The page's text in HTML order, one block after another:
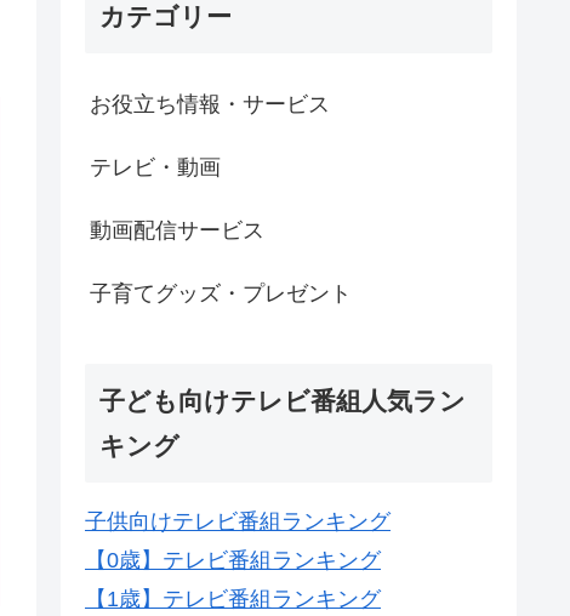
カテゴリー
お役立ち情報・サービス
テレビ・動画
動画配信サービス
子育てグッズ・プレゼント
子ども向けテレビ番組人気ラン
キング
子供向けテレビ番組ランキング
【0歳】テレビ番組ランキング
【1歳】テレビ番組ランキング